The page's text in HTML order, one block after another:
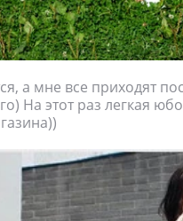
а мне все приходят
На этот раз легкая